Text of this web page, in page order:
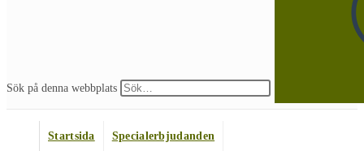
Sök på denna webbplats
Startsida Specialerbjudanden